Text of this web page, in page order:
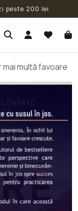
peste 200 lei
mai multă favoare